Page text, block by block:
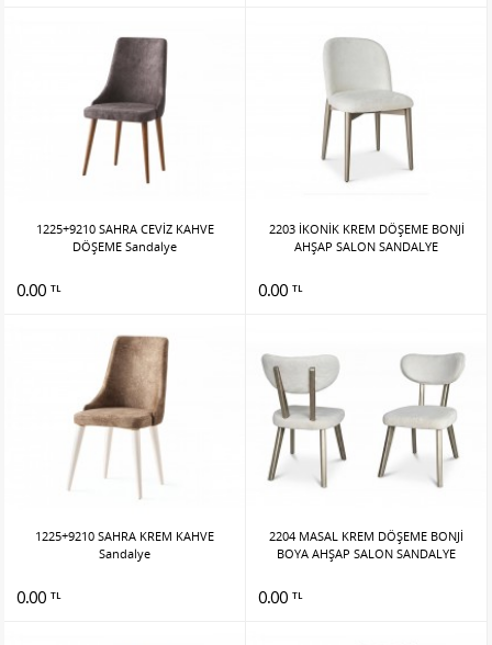
1225+9210 SAHRA CEVİZ KAHVE
DÖŞEME Sandalye
0.00 TL
2203 İKONİK KREM DÖŞEME BONJİ
AHŞAP SALON SANDALYE
0.00 TL
1225+9210 SAHRA KREM KAHVE
Sandalye
0.00 TL
2204 MASAL KREM DÖŞEME BONJİ
BOYA AHŞAP SALON SANDALYE
0.00 TL